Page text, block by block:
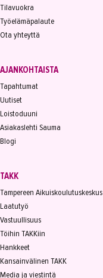
Tilavuokra
Työelämäpalaute
Ota yhteyttä
AJANKOHTAISTA
Tapahtumat
Uutiset
Loistoduuni
Asiakaslehti Sauma
Blogi
TAKK
Tampereen Aikuiskoulutuskeskus
Laatutyö
Vastuullisuus
Töihin TAKKiin
Hankkeet
Kansainvälinen TAKK
Media ja viestintä